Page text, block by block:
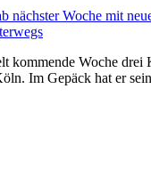
nächster Woche mit
kommende Woche drei
Im Gepäck hat er